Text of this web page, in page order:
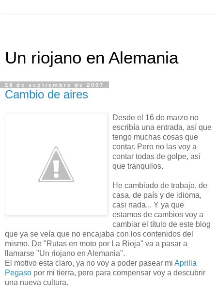
Un riojano en Alemania
28 de septiembre de 2007
Cambio de aires
Desde el 16 de marzo no
escribía una entrada, así que
tengo muchas cosas que
contar. Pero no las voy a
contar todas de golpe, así
que tranquilos.
He cambiado de trabajo, de
casa, de país y de idioma,
casi nada... Y ya que
estamos de cambios voy a
cambiar el título de este blog
que ya se veía que no encajaba con los contenidos del
mismo. De "Rutas en moto por La Rioja" va a pasar a
llamarse "Un riojano en Alemania".
El motivo esta claro, ya no voy a poder pasear mi Aprilia
Pegaso por mi tierra, pero para compensar voy a descubrir
una nueva cultura.